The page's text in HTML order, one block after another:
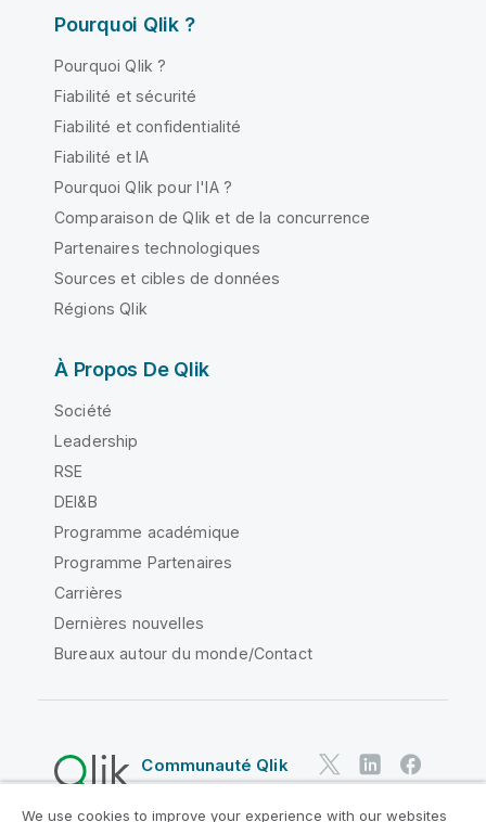
Pourquoi Qlik ?
Pourquoi Qlik ?
Fiabilité et sécurité
Fiabilité et confidentialité
Fiabilité et IA
Pourquoi Qlik pour l'IA ?
Comparaison de Qlik et de la concurrence
Partenaires technologiques
Sources et cibles de données
Régions Qlik
À Propos De Qlik
Société
Leadership
RSE
DEI&B
Programme académique
Programme Partenaires
Carrières
Dernières nouvelles
Bureaux autour du monde/Contact
Communauté Qlik
We use cookies to improve your experience with our websites